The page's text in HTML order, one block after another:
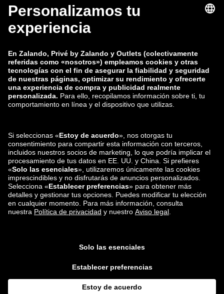
zalando-lounge.fi
zalando-lounge.co.uk
zalando-prive.es
zalando-lounge.lt zalando-lounge.sk
zalando-lounge.ro zalando-lounge.hr
zalando-lounge.lu zalando-lounge.ee
zalando-lounge.lv zalando-lounge.no
También nos
encuentras en
*En comparación con el precio de venta recomendado